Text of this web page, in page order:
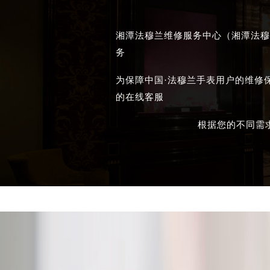
湘潭法穆兰维修服务中心（湘潭法
务
为保障中国·法穆兰手表用户的维
的在线客服
根据您的不同需